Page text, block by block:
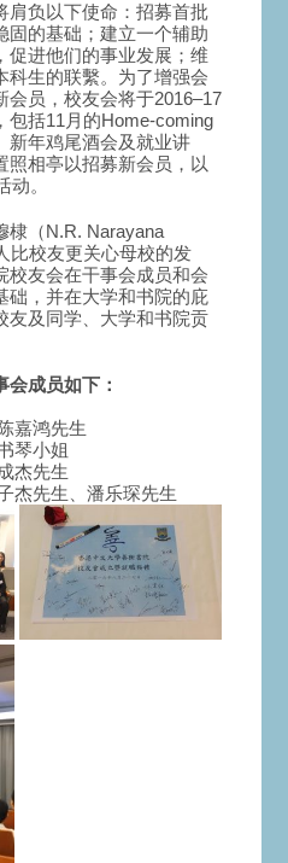
肩负以下使命：招募首批
固的基础；建立一个辅助
促进他们的事业发展；维
科生的联繫。为了增强会
会员，校友会将于2016–17
包括11月的Home-coming
新年鸡尾酒会及就业讲
照相亭以招募新会员，以
动。
棣（N.R. Narayana
比校友更关心母校的发
校友会在干事会成员和会
础，并在大学和书院的庇
友及同学、大学和书院贡
成员如下：
嘉鸿先生
琴小姐
杰先生
杰先生、潘乐琛先生